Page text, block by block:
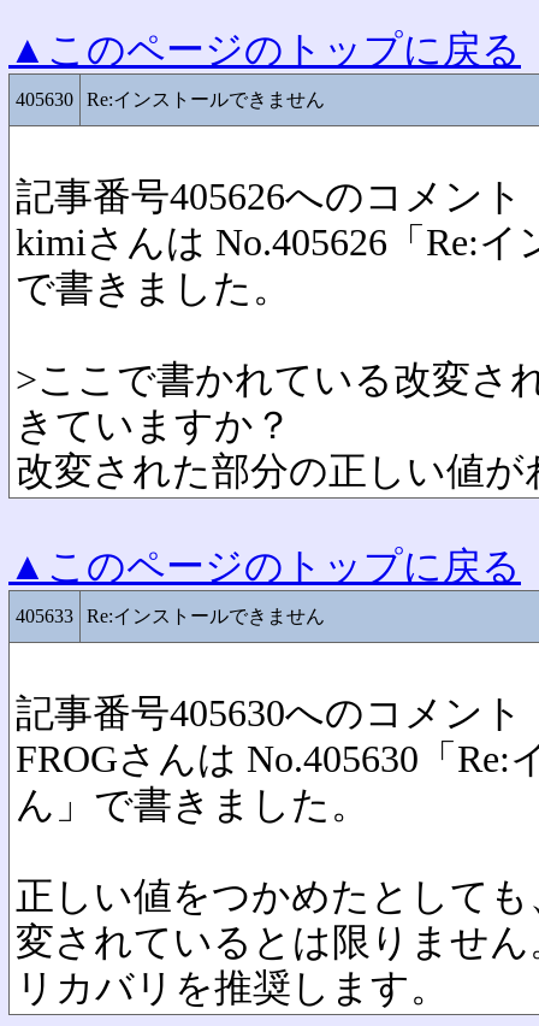
▲このページのトップに戻る
405630 Re:インストールできません
記事番号405626へのコメント
kimiさんは No.405626「Re:
で書きました。
>ここで書かれている改変さ
きていますか？
改変された部分の正しい値
▲このページのトップに戻る
405633 Re:インストールできません
記事番号405630へのコメント
FROGさんは No.405630「
ん」で書きました。
正しい値をつかめたとして
変されているとは限りません
リカバリを推奨します。